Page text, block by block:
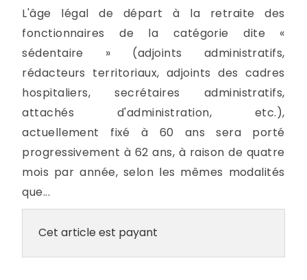
L'âge légal de départ à la retraite des
fonctionnaires de la catégorie dite «
sédentaire » (adjoints administratifs,
rédacteurs territoriaux, adjoints des cadres
hospitaliers, secrétaires administratifs,
attachés d'administration, etc.),
actuellement fixé à 60 ans sera porté
progressivement à 62 ans, à raison de quatre
mois par année, selon les mêmes modalités
que...
Cet article est payant